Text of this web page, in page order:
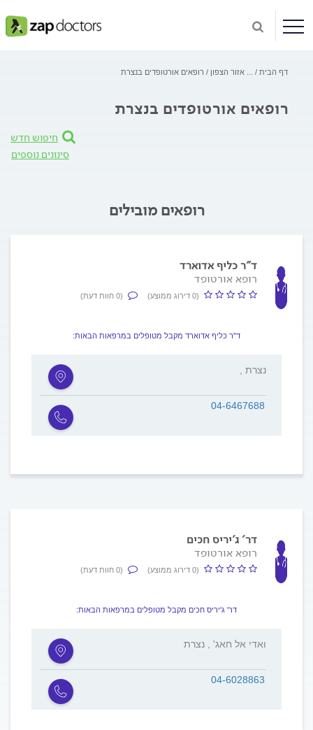
דף הבית אזור הצפון רופאים אורטופדים בנצרת
רופאים אורטופדים בנצרת
חיפוש חדש
סינונים נוספים
רופאים מובילים
ד"ר כליף אדוארד
רופא אורטופד
(0 דירוג ממוצע) (0 חוות דעת)
ד"ר כליף אדוארד מקבל מטופלים במרפאות הבאות:
, נצרת
04-6467688
דר' ג'יריס חכים
רופא אורטופד
(0 דירוג ממוצע) (0 חוות דעת)
דר' ג'יריס חכים מקבל מטופלים במרפאות הבאות:
ואדי אל חאג' , נצרת
04-6028863